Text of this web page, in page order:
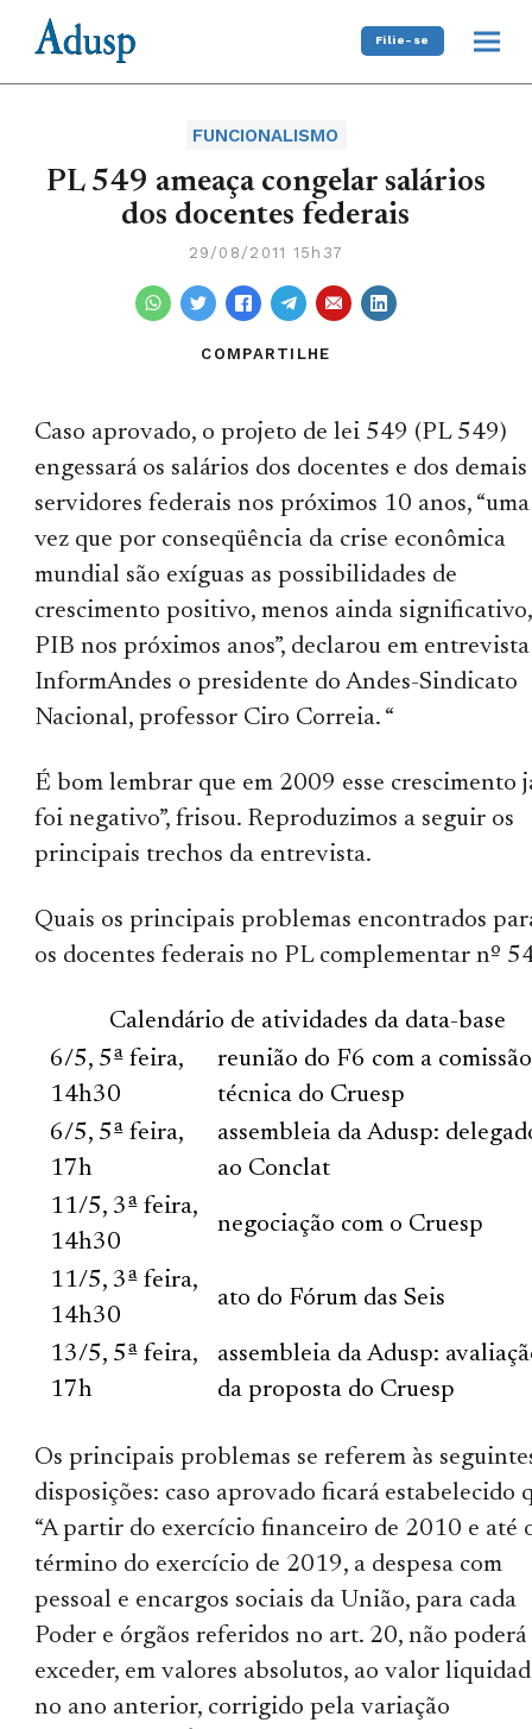
Filie-se
FUNCIONALISMO
PL 549 ameaça congelar salários
dos docentes federais
29/08/2011 15h37
COMPARTILHE
Caso aprovado, o projeto de lei 549 (PL 549)
engessará os salários dos docentes e dos demais
servidores federais nos próximos 10 anos, “uma
vez que por conseqüência da crise econômica
mundial são exíguas as possibilidades de
crescimento positivo, menos ainda
PIB nos próximos anos”, declarou em
InformAndes o presidente do Andes-Sindicato
Nacional, professor Ciro Correia. “
É bom lembrar que em 2009 esse crescimento
foi negativo”, frisou. Reproduzimos a seguir os
principais trechos da entrevista.
Quais os principais problemas encontrados
os docentes federais no PL complementar nº
Calendário de atividades da data-base
6/5, 5ª feira,
14h30
reunião do F6 com a comissão
técnica do Cruesp
6/5, 5ª feira,
17h
assembleia da Adusp:
ao Conclat
11/5, 3ª feira,
14h30
negociação com o Cruesp
11/5, 3ª feira,
14h30
ato do Fórum das Seis
13/5, 5ª feira,
17h
assembleia da Adusp:
da proposta do Cruesp
Os principais problemas se referem às
disposições: caso aprovado ficará estabelecido
“A partir do exercício financeiro de 2010 e até
término do exercício de 2019, a despesa com
pessoal e encargos sociais da União, para cada
Poder e órgãos referidos no art. 20, não poderá
exceder, em valores absolutos, ao valor
no ano anterior, corrigido pela variação